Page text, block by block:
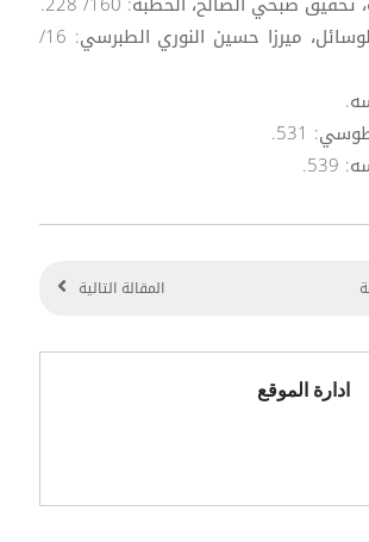
[2] - مستدرك الوسائل، ميرزا حسين النوري الطبرسي: 16/
المقالة التالية
ادارة الموقع